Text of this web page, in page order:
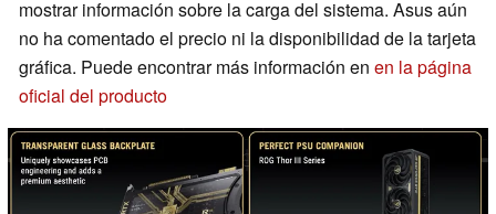
mostrar información sobre la carga del sistema. Asus aún
no ha comentado el precio ni la disponibilidad de la tarjeta
gráfica. Puede encontrar más información en en la página
oficial del producto